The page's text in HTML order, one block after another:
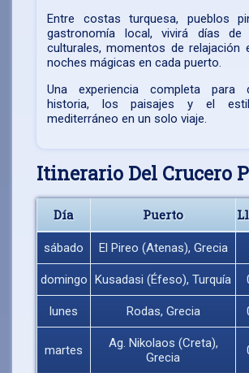
Entre costas turquesa, pueblos
gastronomía local, vivirá días de
culturales, momentos de relajación
noches mágicas en cada puerto.
Una experiencia completa para
historia, los paisajes y el
mediterráneo en un solo viaje.
Itinerario Del Crucero
Día Puerto
sábado El Pireo (Atenas), Grecia
domingo Kusadasi (Éfeso), Turquía
lunes Rodas, Grecia
martes
Ag. Nikolaos (Creta),
Grecia